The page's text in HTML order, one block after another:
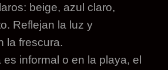
beige, azul claro,
Reflejan la luz y
la frescura.
es informal o en la playa, el